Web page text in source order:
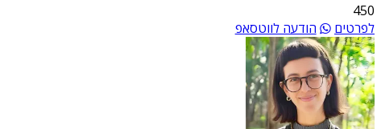
450
לפרטים
הודעה לווטסאפ